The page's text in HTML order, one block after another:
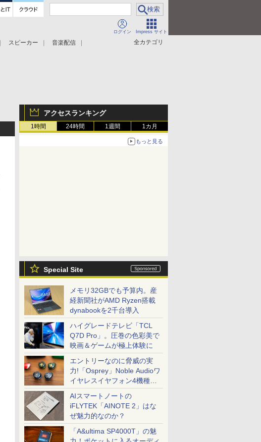
ログイン Impress サイト
全カテゴリ
スピーカー
音楽配信
アクセスランキング
1時間 24時間 1週間 1カ月
もっと見る
Special Site
メモリ32GBでも予算内。産
経新聞社がAMD Ryzen搭載
dynabookを2千台導入
ハイグレードテレビ「TCL
Q7D Pro」。圧巻の色彩美で
映画＆ゲームが極上体験に
エントリーなのに脅威の実
力!「Osprey」Noble Audioワ
イヤレスイヤフォン4機種を
一気に聴く
AIスマートノートの
iFLYTEK「AINOTE 2」はな
ぜ魅力的なのか？
「A&ultima SP4000T」の魅